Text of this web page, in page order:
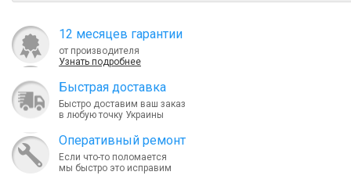
12 месяцев гарантии
от производителя
Узнать подробнее
Быcтрая доставка
Быстро доставим ваш заказ
в любую точку Украины
Оперативный ремонт
Если что-то поломается
мы быстро это исправим